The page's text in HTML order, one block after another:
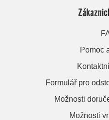
Pomoc
Formulář pro
Možnosti
Možnosti